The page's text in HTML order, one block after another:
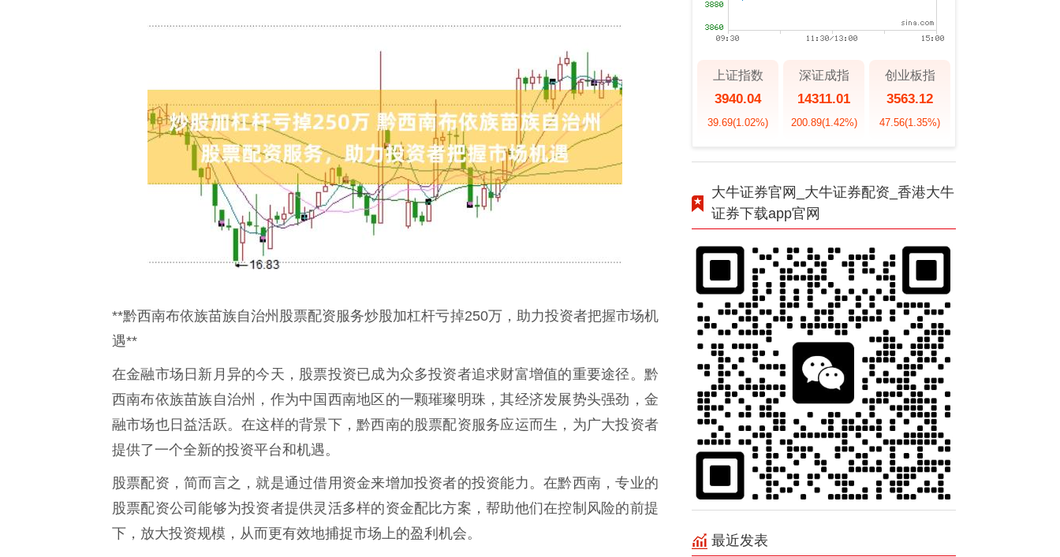
**黔西南布依族苗族自治州股票配资服务炒股加杠杆亏掉250万，助力投资者把握市场机
遇**
在金融市场日新月异的今天，股票投资已成为众多投资者追求财富增值的重要途径。黔
西南布依族苗族自治州，作为中国西南地区的一颗璀璨明珠，其经济发展势头强劲，金
融市场也日益活跃。在这样的背景下，黔西南的股票配资服务应运而生，为广大投资者
提供了一个全新的投资平台和机遇。
股票配资，简而言之，就是通过借用资金来增加投资者的投资能力。在黔西南，专业的
股票配资公司能够为投资者提供灵活多样的资金配比方案，帮助他们在控制风险的前提
下，放大投资规模，从而更有效地捕捉市场上的盈利机会。
上证指数
3940.04
39.69(1.02%)
深证成指
14311.01
200.89(1.42%)
创业板指
3563.12
47.56(1.35%)
大牛证券官网_大牛证券配资_香港大牛
证券下载app官网
最近发表